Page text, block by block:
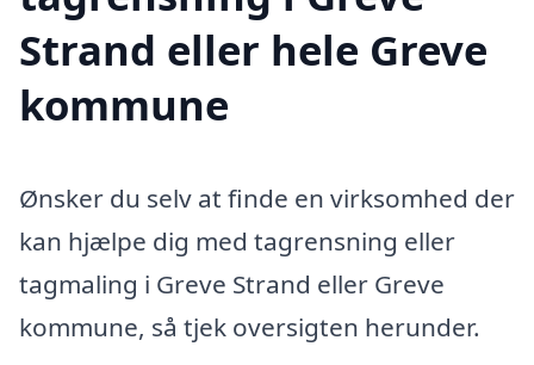
Strand eller hele Greve
kommune
Ønsker du selv at finde en virksomhed der
kan hjælpe dig med tagrensning eller
tagmaling i Greve Strand eller Greve
kommune, så tjek oversigten herunder.